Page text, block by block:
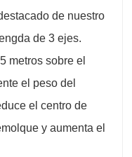
de nuestro
de 3 ejes.
metros sobre el
el peso del
el centro de
y aumenta el